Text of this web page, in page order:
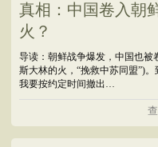
真相：中国卷入朝
火？
导读：朝鲜战争爆发，中国也
斯大林的火，“挽救中苏同盟”)
我要按约定时间撤出…